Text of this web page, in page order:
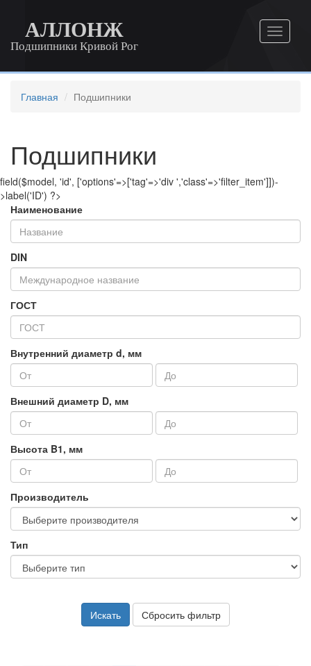
АЛЛОНЖ
Подшипники Кривой Рог
Главная Подшипники
Подшипники
field($model, 'id', ['options'=>['tag'=>'div ','class'=>'filter_item']])-
>label('ID') ?>
Наименование
DIN
ГОСТ
Внутренний диаметр d, мм
Внешний диаметр D, мм
Высота B1, мм
Производитель
Тип
Искать Сбросить фильтр